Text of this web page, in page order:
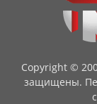
Copyright ©
защищены.